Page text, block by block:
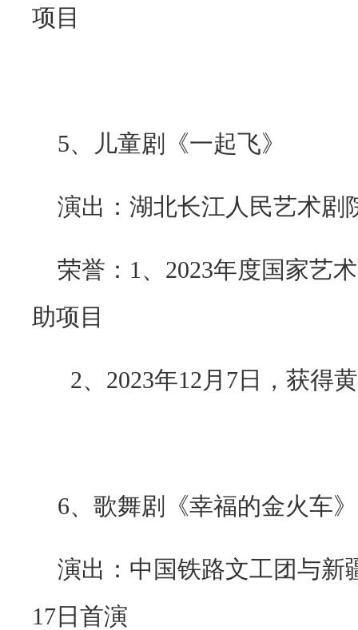
项目
5、儿童剧《一起飞》
演出：湖北长江人民艺术剧
荣誉： 1 、 2023年度国家艺
助项目
2、 2023年12 月 7 日，获得
6、歌舞剧《幸福的金火车》
演出：中国铁路文工团与新
17 日首演